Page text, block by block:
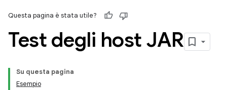
Questa pagina è stata utile?
Test degli host JAR
Su questa pagina
Esempio